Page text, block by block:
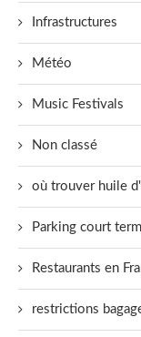
Infrastructures
Météo
Music Festivals
Non classé
où trouver huile
Parking court
Restaurants en
restrictions